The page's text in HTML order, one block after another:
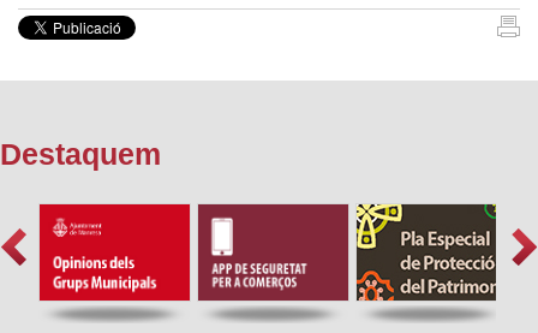
Destaquem